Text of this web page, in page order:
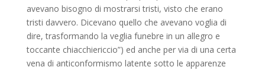
avevano bisogno di mostrarsi tristi, visto che erano
tristi davvero. Dicevano quello che avevano voglia di
dire, trasformando la veglia funebre in un allegro e
toccante chiacchiericcio”) ed anche per via di una certa
vena di anticonformismo latente sotto le apparenze